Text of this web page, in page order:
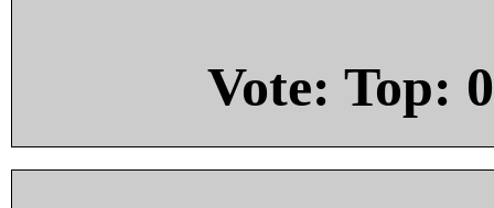
Vote: Top: 0